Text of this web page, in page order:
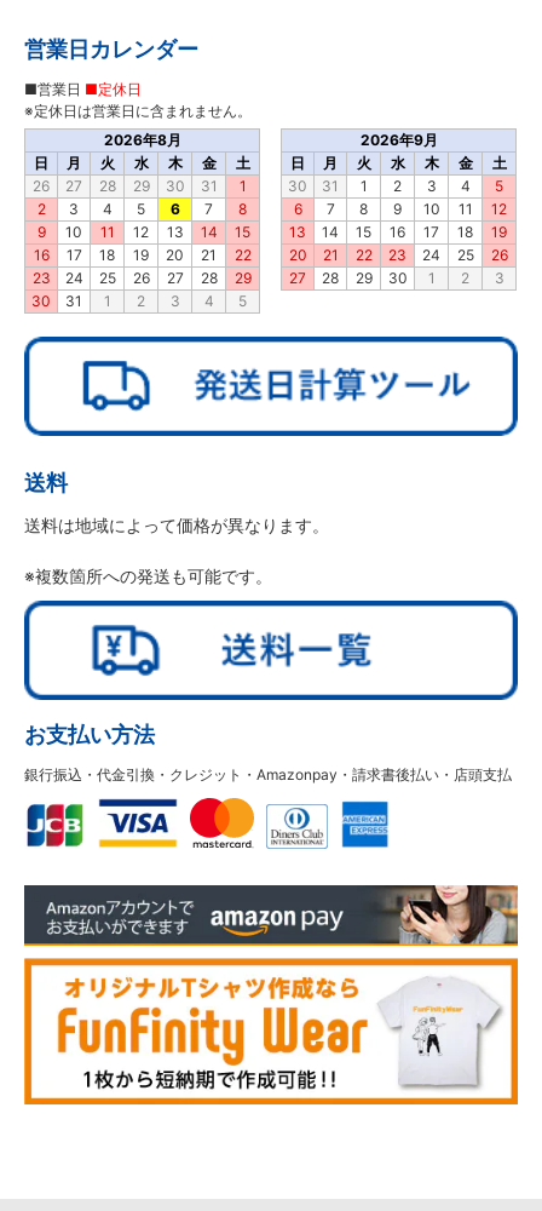
営業日カレンダー
2026年8月
日
月 火 水 木 金
土
26
27 28 29 30 31
1
2
3 4 5 6 7
8
9
10 11 12 13 14
15
16
17 18 19 20 21
22
23
24 25 26 27 28
29
30
31 1 2 3 4 5
2026年9月
日
月 火 水 木 金
土
30
31 1 2 3 4
5
6
7 8 9 10 11
12
13
14 15 16 17 18
19
20
21 22 23 24 25
26
27
28 29 30 1 2 3
■営業日 ■定休日
※定休日は営業日に含まれません。
送料
送料は地域によって価格が異なります。
※複数箇所への発送も可能です。
お支払い方法
銀行振込・代金引換・クレジット・Amazonpay・請求書後払い・店頭支払